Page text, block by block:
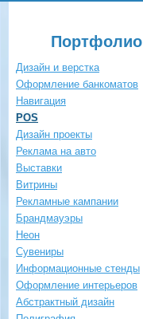
Портфолио
Дизайн и верстка
Оформление банкоматов
Навигация
POS
Дизайн проекты
Реклама на авто
Выставки
Витрины
Рекламные кампании
Брандмауэры
Неон
Сувениры
Информационные стенды
Оформление интерьеров
Абстрактный дизайн